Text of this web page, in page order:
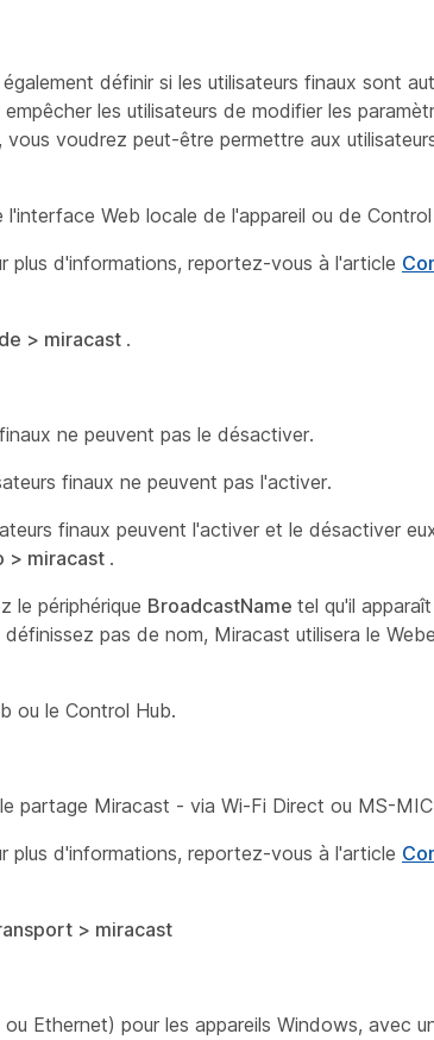
définir si les utilisateurs finaux sont
les utilisateurs de modifier les
voudrez peut-être permettre aux
Web locale de l'appareil ou de
plus d'informations, reportez-vous à l'article
> miracast .
ne peuvent pas le désactiver.
finaux ne peuvent pas l'activer.
finaux peuvent l'activer et le désactiver
> miracast .
le périphérique BroadcastName tel qu'il
pas de nom, Miracast utilisera le
ou le Control Hub.
partage Miracast - via Wi-Fi Direct ou MS-
plus d'informations, reportez-vous à l'article
> miracast
Ethernet) pour les appareils Windows, avec